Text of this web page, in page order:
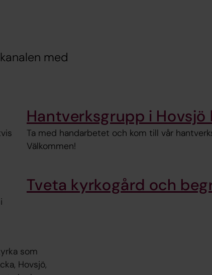
med
Hantverksgrupp i Hovsjö
Ta med handarbetet och kom till vår
Välkommen!
Tveta kyrkogård och
som
Hovsjö,